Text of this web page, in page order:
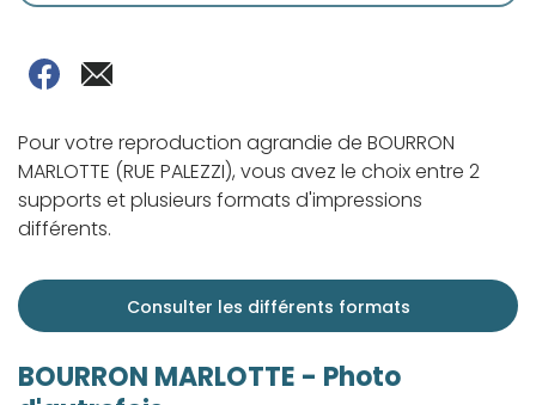
Pour votre reproduction agrandie de BOURRON
MARLOTTE (RUE PALEZZI), vous avez le choix entre 2
supports et plusieurs formats d'impressions
différents.
Consulter les différents formats
BOURRON MARLOTTE - Photo